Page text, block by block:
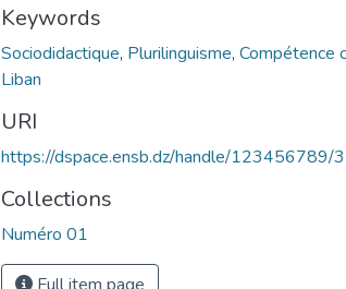
Keywords
Sociodidactique, Plurilinguisme, Compétence
Liban
URI
https://dspace.ensb.dz/handle/123456789/
Collections
Numéro 01